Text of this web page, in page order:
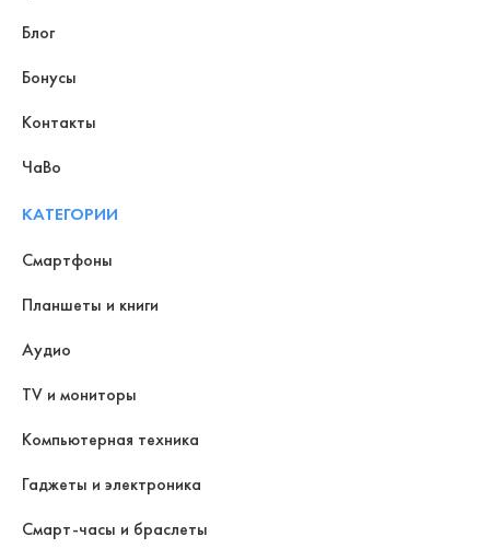
Блог
Бонусы
Контакты
ЧаВо
КАТЕГОРИИ
Смартфоны
Планшеты и книги
Аудио
TV и мониторы
Компьютерная техника
Гаджеты и электроника
Смарт-часы и браслеты